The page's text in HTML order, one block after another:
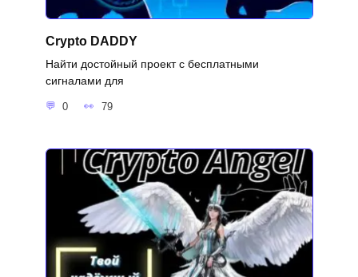
Crypto DADDY
Найти достойный проект с бесплатными
сигналами для
0 79